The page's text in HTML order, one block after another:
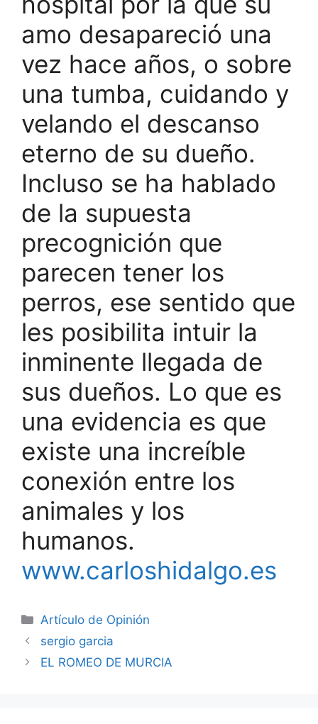
amo desapareció una
vez hace años, o sobre
una tumba, cuidando y
velando el descanso
eterno de su dueño.
Incluso se ha hablado
de la supuesta
precognición que
parecen tener los
perros, ese sentido que
les posibilita intuir la
inminente llegada de
sus dueños. Lo que es
una evidencia es que
existe una increíble
conexión entre los
animales y los
humanos.
www.carloshidalgo.es
Artículo de Opinión
sergio garcia
EL ROMEO DE MURCIA